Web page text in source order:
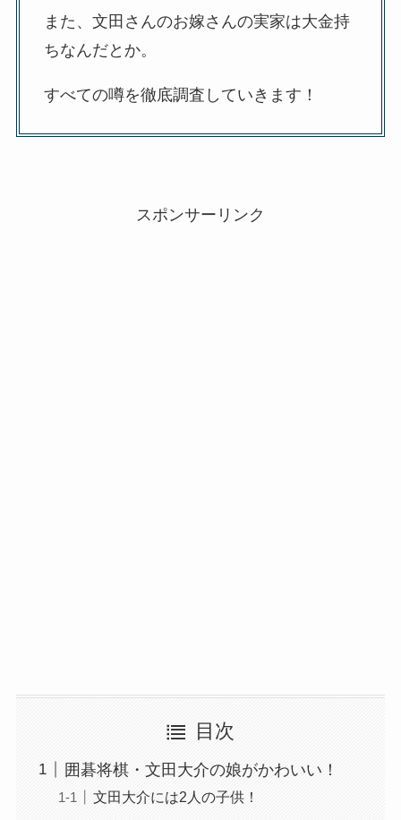
また、文田さんのお嫁さんの実家は大金持
ちなんだとか。
すべての噂を徹底調査していきます！
スポンサーリンク
目次
囲碁将棋・文田大介の娘がかわいい！
文田大介には2人の子供！